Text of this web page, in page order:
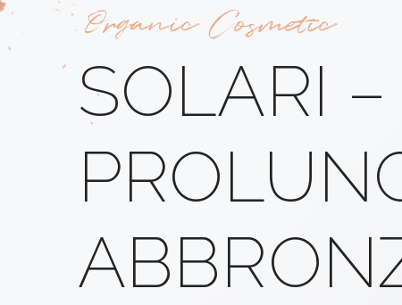
Organic Cosmetic
SOLARI